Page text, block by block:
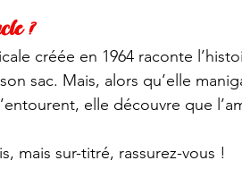
?
créée en 1964 raconte
sac. Mais, alors qu’elle
elle découvre que
mais sur-titré, rassurez-vous !